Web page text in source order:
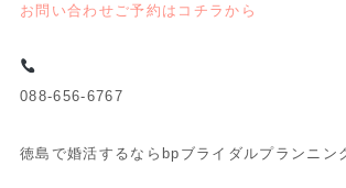
お問い合わせご予約はコチラから
088-656-6767
徳島で婚活するならbpブライダルプランニ